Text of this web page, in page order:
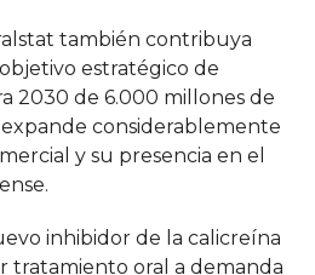
también contribuya
estratégico de
2030 de 6.000 millones de
considerablemente
y su presencia en el
inhibidor de la calicreína
tratamiento oral a demanda